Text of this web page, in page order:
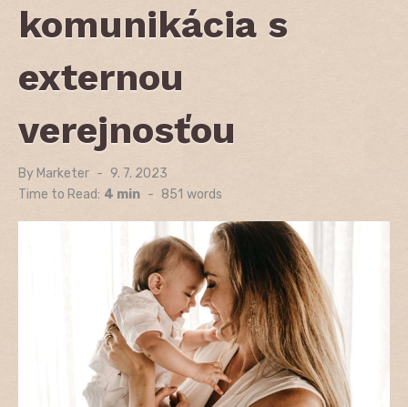
komunikácia s
externou
verejnosťou
By Marketer
Posted
on
9. 7. 2023
Time to Read: 4 min - 851 words